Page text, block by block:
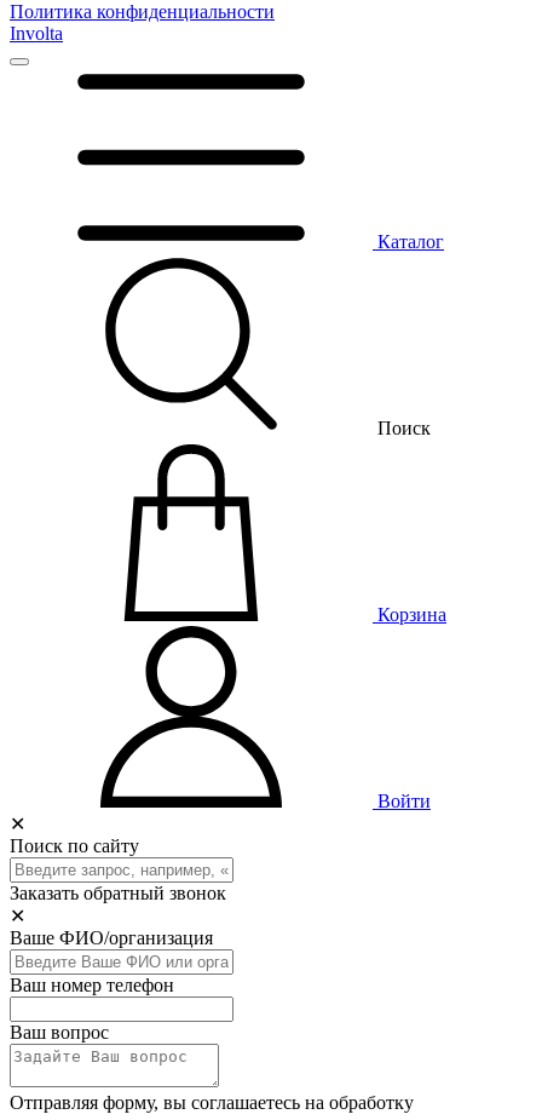
Политика конфиденциальности
Involta
Каталог
Поиск
Корзина
Войти
✕
Поиск по сайту
Заказать обратный звонок
✕
Ваше ФИО/организация
Ваш номер телефон
Ваш вопрос
Отправляя форму, вы соглашаетесь на обработку